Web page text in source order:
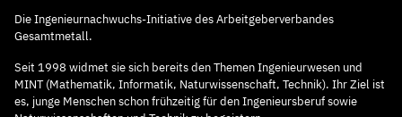
Die Ingenieurnachwuchs-Initiative des Arbeitgeberverbandes
Gesamtmetall.
Seit 1998 widmet sie sich bereits den Themen Ingenieurwesen und
MINT (Mathematik, Informatik, Naturwissenschaft, Technik). Ihr Ziel ist
es, junge Menschen schon frühzeitig für den Ingenieursberuf sowie